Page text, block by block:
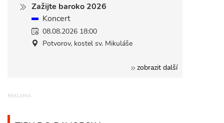
Zažijte baroko 2026
Koncert
08.08.2026 18:00
Potvorov, kostel sv. Mikuláše
zobrazit další